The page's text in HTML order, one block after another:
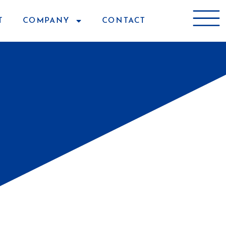
COMPANY CONTACT